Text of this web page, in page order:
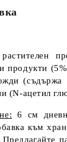
продукти
(съдържа
(N-ацетил
: 6 см
към